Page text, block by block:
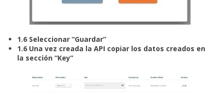
1.6 Seleccionar “Guardar”
1.6 Una vez creada la API copiar los datos creados en
la sección “Key”